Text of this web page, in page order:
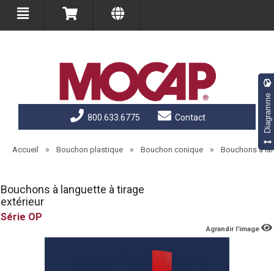
800.633.6775 Contact
Accueil » Bouchon plastique » Bouchon conique » Bouchons à
Bouchons à languette à tirage
extérieur
OP
Agrandir l'image
Diagramme